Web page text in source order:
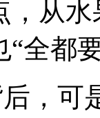
，从
全都
，